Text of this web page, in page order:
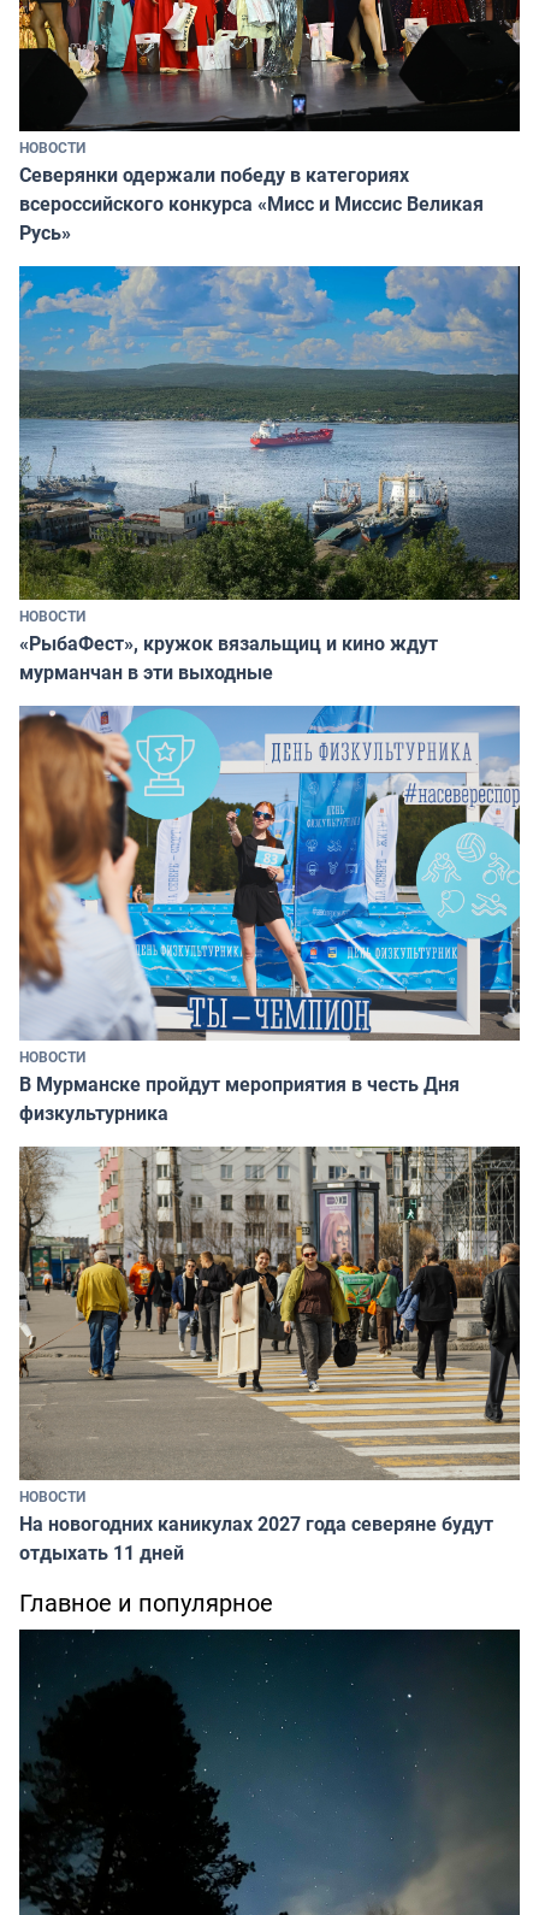
НОВОСТИ
Северянки одержали победу в категориях
всероссийского конкурса «Мисс и Миссис Великая
Русь»
НОВОСТИ
«РыбаФест», кружок вязальщиц и кино ждут
мурманчан в эти выходные
НОВОСТИ
В Мурманске пройдут мероприятия в честь Дня
физкультурника
НОВОСТИ
На новогодних каникулах 2027 года северяне будут
отдыхать 11 дней
Главное и популярное